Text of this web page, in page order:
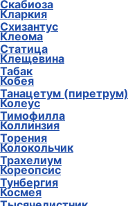
Скабиоза
Схизантус
Статица
Табак
Танацетум (пиретрум)
Тимофилла
Торения
Трахелиум
Тунбергия
Кларкия
Клеома
Клещевина
Кобея
Колеус
Коллинзия
Колокольчик
Кореопсис
Космея